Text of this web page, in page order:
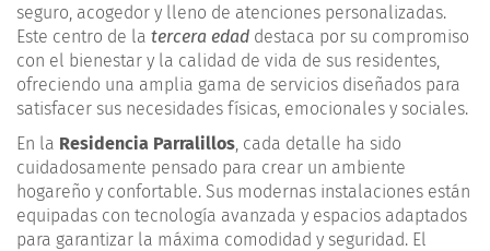
seguro, acogedor y lleno de atenciones personalizadas.
Este centro de la tercera edad destaca por su compromiso
con el bienestar y la calidad de vida de sus residentes,
ofreciendo una amplia gama de servicios diseñados para
satisfacer sus necesidades físicas, emocionales y sociales.
En la Residencia Parralillos , cada detalle ha sido
cuidadosamente pensado para crear un ambiente
hogareño y confortable. Sus modernas instalaciones están
equipadas con tecnología avanzada y espacios adaptados
para garantizar la máxima comodidad y seguridad. El